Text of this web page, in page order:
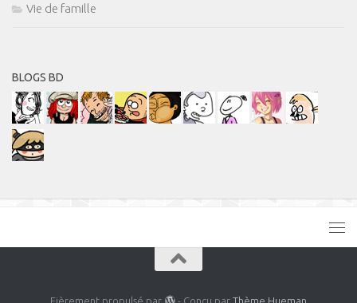
Vie de famille
BLOGS BD
Fièrement propulsé par - Conçu par Thème Hueman